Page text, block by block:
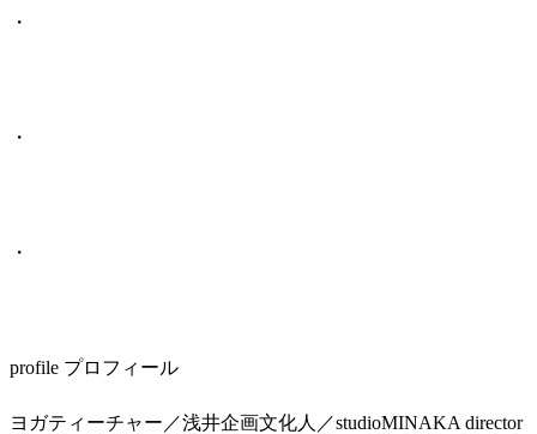
・
・
・
profile プロフィール
ヨガティーチャー／浅井企画文化人／studioMINAKA director